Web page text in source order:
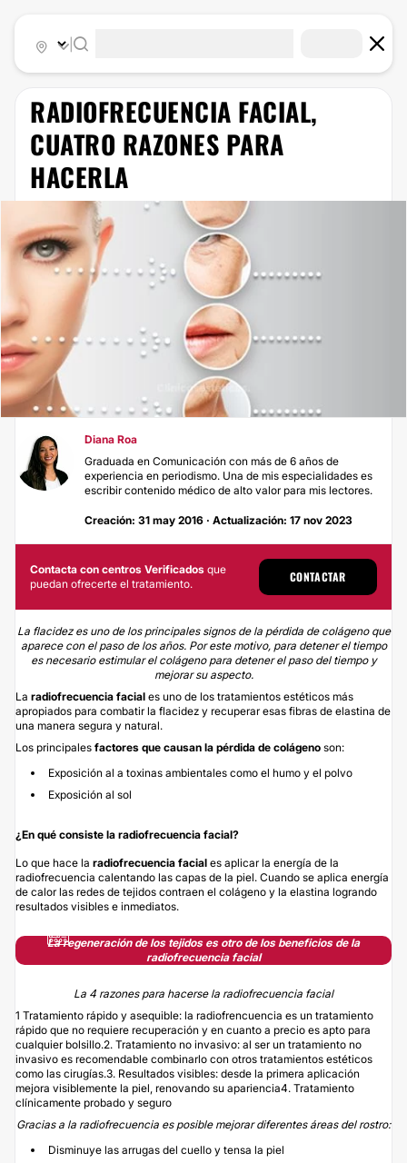
RADIOFRECUENCIA FACIAL,
CUATRO RAZONES PARA
HACERLA
Diana Roa
Graduada en Comunicación con más de 6 años de
experiencia en periodismo. Una de mis especialidades es
escribir contenido médico de alto valor para mis lectores.
Creación: 31 may 2016 · Actualización: 17 nov 2023
Contacta con centros Verificados que
puedan ofrecerte el tratamiento.
CONTACTAR
La flacidez es uno de los principales signos de la pérdida de colágeno que
aparece con el paso de los años. Por este motivo, para detener el tiempo
es necesario estimular el colágeno para detener el paso del tiempo y
mejorar su aspecto.
La radiofrecuencia facial es uno de los tratamientos estéticos más
apropiados para combatir la flacidez y recuperar esas fibras de elastina de
una manera segura y natural.
Los principales factores que causan la pérdida de colágeno son:
Exposición al a toxinas ambientales como el humo y el polvo
Exposición al sol
¿En qué consiste la radiofrecuencia facial?
Lo que hace la radiofrecuencia facial es aplicar la energía de la
radiofrecuencia calentando las capas de la piel. Cuando se aplica energía
de calor las redes de tejidos contraen el colágeno y la elastina logrando
resultados visibles e inmediatos.
La regeneración de los tejidos es otro de los beneficios de la
radiofrecuencia facial
La 4 razones para hacerse la radiofrecuencia facial
1 Tratamiento rápido y asequible: la radiofrencuencia es un tratamiento
rápido que no requiere recuperación y en cuanto a precio es apto para
cualquier bolsillo.2. Tratamiento no invasivo: al ser un tratamiento no
invasivo es recomendable combinarlo con otros tratamientos estéticos
como las cirugías.3. Resultados visibles: desde la primera aplicación
mejora visiblemente la piel, renovando su apariencia4. Tratamiento
clínicamente probado y seguro
Gracias a la radiofrecuencia es posible mejorar diferentes áreas del rostro:
Disminuye las arrugas del cuello y tensa la piel